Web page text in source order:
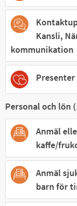
Kansli,
kommunikation
Presenter
Personal och lön (
Anmäl
kaffe/
Anmäl
barn för